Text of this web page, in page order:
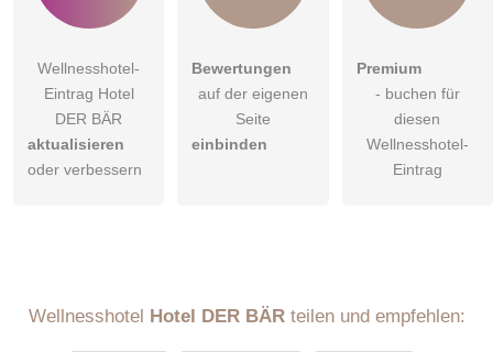
Wellnesshotel-
Eintrag Hotel
DER BÄR
aktualisieren
oder verbessern
Bewertungen
auf der eigenen
Seite
einbinden
Premium
- buchen für
diesen
Wellnesshotel-
Eintrag
Wellnesshotel Hotel DER BÄRteilen und empfehlen: